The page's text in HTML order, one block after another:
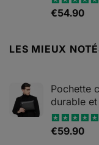
Note4.79
€54.90
LES MIEUX
Pochette
durable
Note5.00
€59.90